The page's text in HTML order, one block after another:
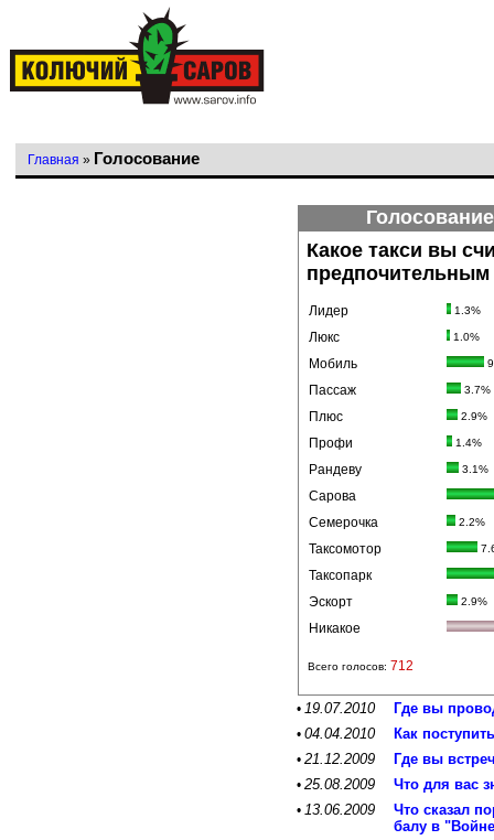
Главная » Голосование
Какое такси вы
Лидер 1.3%
Люкс 1.0%
Мобиль
Пассаж 3.7%
Плюс 2.9%
Профи 1.4%
Рандеву 3.1%
Сарова
Семерочка
2.2%
Таксомотор
Таксопарк
Эскорт
2.9%
Никакое
Всего голосов: 712
• 19.07.2010 Где вы
• 04.04.2010 Как
• 21.12.2009 Где вы
• 25.08.2009 Что для вас
• 13.06.2009
Что сказал
балу в